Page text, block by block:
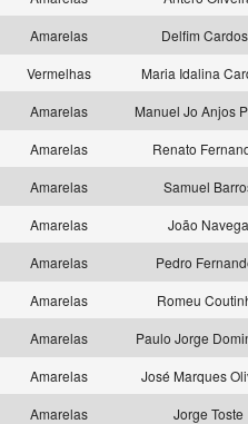
Amarelas
Delfim
Vermelhas
Maria Idalina
Amarelas
Manuel Jo Anjos
Amarelas
Renato
Amarelas
Samuel
Amarelas
João Navega
Amarelas
Pedro
Amarelas
Romeu
Amarelas
Paulo Jorge
Amarelas
José Marques
Amarelas
Jorge Toste